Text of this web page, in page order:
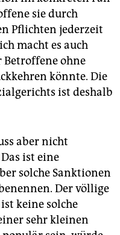
sie durch
Pflichten jederzeit
macht es auch
Betroffene ohne
könnte. Die
ist deshalb
aber nicht
ist eine
solche Sanktionen
Der völlige
keine solche
sehr kleinen